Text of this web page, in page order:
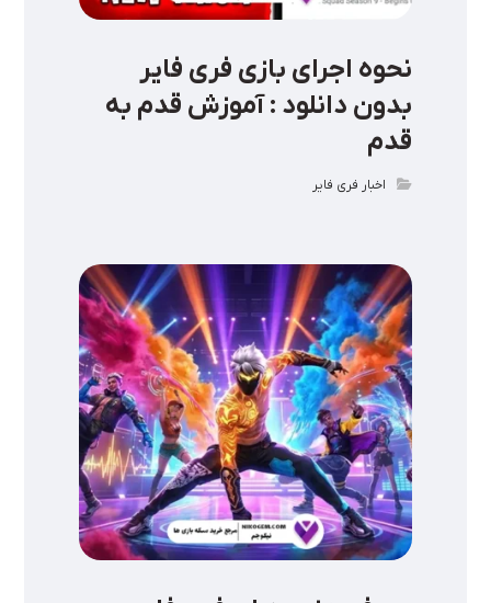
نحوه اجرای بازی فری فایر
بدون دانلود : آموزش قدم به
قدم
اخبار فری فایر